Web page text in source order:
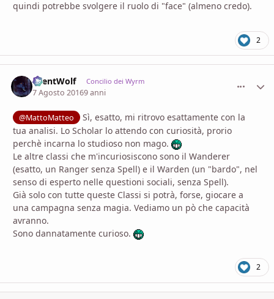
quindi potrebbe svolgere il ruolo di "face" (almeno credo).
2
SilentWolf Concilio dei Wyrm
7 Agosto 20169 anni
@MattoMatteo
Sì, esatto, mi ritrovo esattamente con la
tua analisi. Lo Scholar lo attendo con curiosità, prorio
perchè incarna lo studioso non mago.
Le altre classi che m'incuriosiscono sono il Wanderer
(esatto, un Ranger senza Spell) e il Warden (un "bardo", nel
senso di esperto nelle questioni sociali, senza Spell).
Già solo con tutte queste Classi si potrà, forse, giocare a
una campagna senza magia. Vediamo un pò che capacità
avranno.
Sono dannatamente curioso.
2